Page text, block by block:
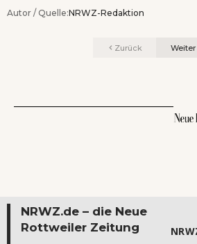
Autor / Quelle:NRWZ-Redaktion
Zurück Weiter
NRWZ.de – die Neue
Rottweiler Zeitung